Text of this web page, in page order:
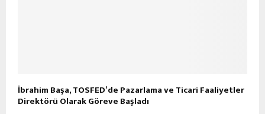
İbrahim Başa, TOSFED’de Pazarlama ve Ticari Faaliyetler
Direktörü Olarak Göreve Başladı